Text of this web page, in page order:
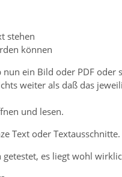
stehen
können
ein Bild oder PDF oder
weiter als daß das
und lesen.
Text oder Textausschnitte.
es liegt wohl